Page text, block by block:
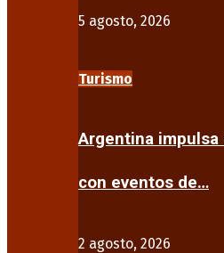
5 agosto, 2026
Turismo
Argentina
con eventos de…
2 agosto, 2026